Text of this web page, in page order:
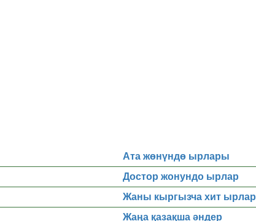
Ата жөнүндө ырлары
Достор жонундо ырлар
Жаны кыргызча хит ырлар
Жаңа қазақша әндер